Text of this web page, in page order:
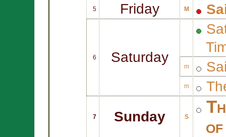
5 Friday M
6 Saturday
m
m
7 Sunday S